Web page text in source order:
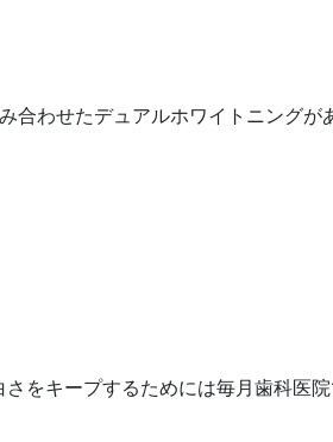
わせたデュアルホワイトニングが
をキープするためには毎月歯科医